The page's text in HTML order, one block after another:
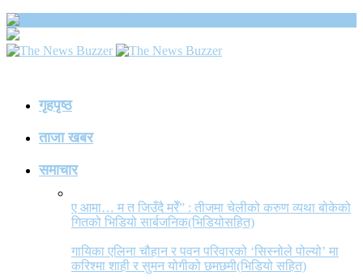
गृहपृष्ठ
ताजा खबर
समाचार
ए आमा… म त जिउँदै मरेँ” : तीजमा चेलीको करुण व्यथा बोकेको
गितको भिडियो सार्बजनिक(भिडियोसहित)
गायिका एलिना चौहान र पवन परिवारको ‘सिस्नोले पोल्यो’ मा
करिश्मा शाही र सुमन योगीको छमछमी(भिडियो सहित)